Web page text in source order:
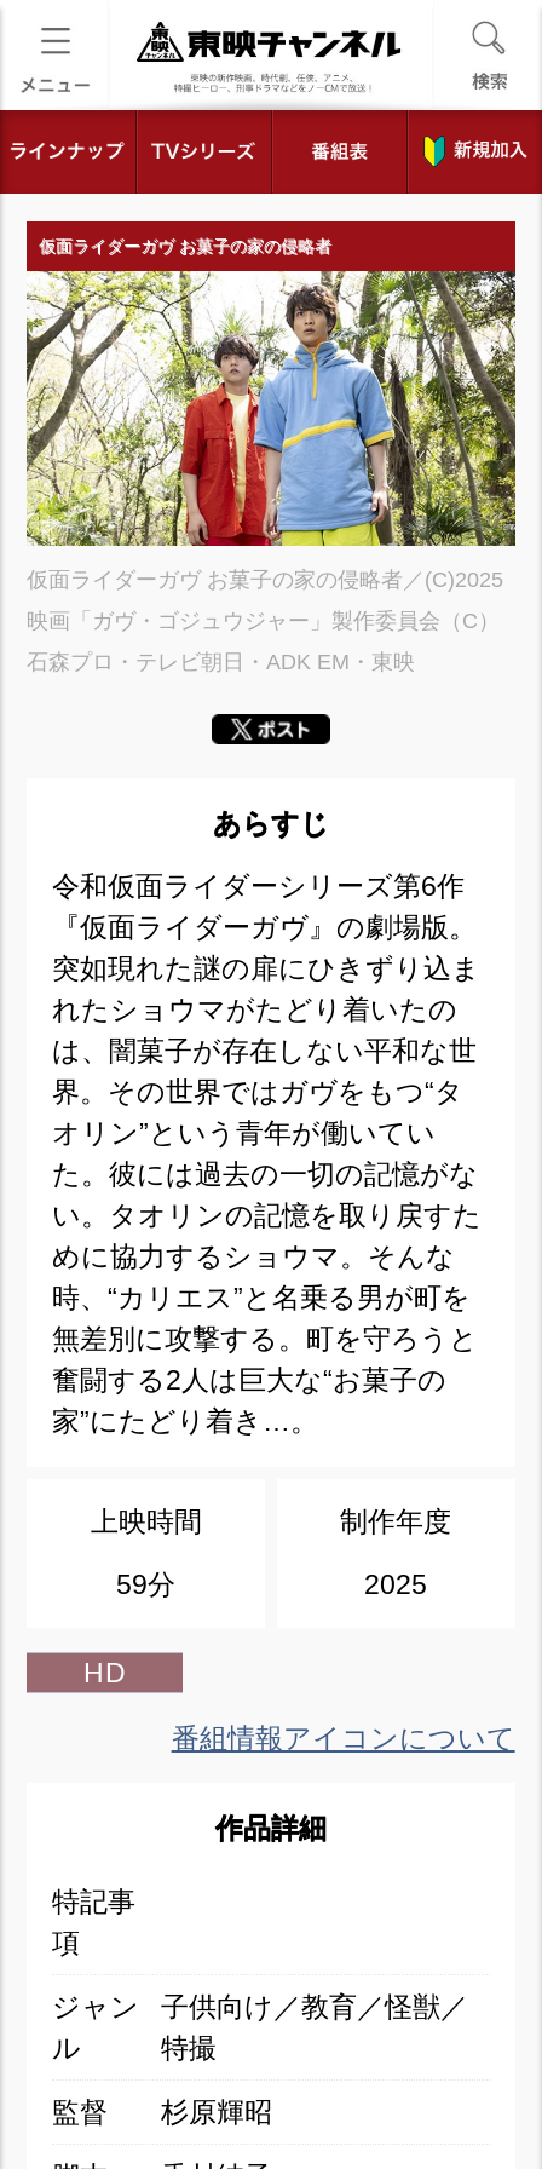
仮面ライダーガヴ お菓子の家の侵略者
仮面ライダーガヴ お菓子の家の侵略者／(C)2025
映画「ガヴ・ゴジュウジャー」製作委員会（C）
石森プロ・テレビ朝日・ADK EM・東映
あらすじ
令和仮面ライダーシリーズ第6作
『仮面ライダーガヴ』の劇場版。
突如現れた謎の扉にひきずり込ま
れたショウマがたどり着いたの
は、闇菓子が存在しない平和な世
界。その世界ではガヴをもつ“タ
オリン”という青年が働いてい
た。彼には過去の一切の記憶がな
い。タオリンの記憶を取り戻すた
めに協力するショウマ。そんな
時、“カリエス”と名乗る男が町を
無差別に攻撃する。町を守ろうと
奮闘する2人は巨大な“お菓子の
家”にたどり着き…。
上映時間
59分
制作年度
2025
HD
番組情報アイコンについて
作品詳細
特記事
項
ジャン
ル
子供向け／教育／怪獣／
特撮
監督 杉原輝昭